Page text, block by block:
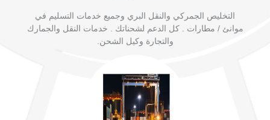
التخليص الجمركي والنقل البري وجميع خدمات التسليم في
موانئ / مطارات . كل الدعم لشحناتك . خدمات النقل والجمارك
والتجارة وكيل الشحن.